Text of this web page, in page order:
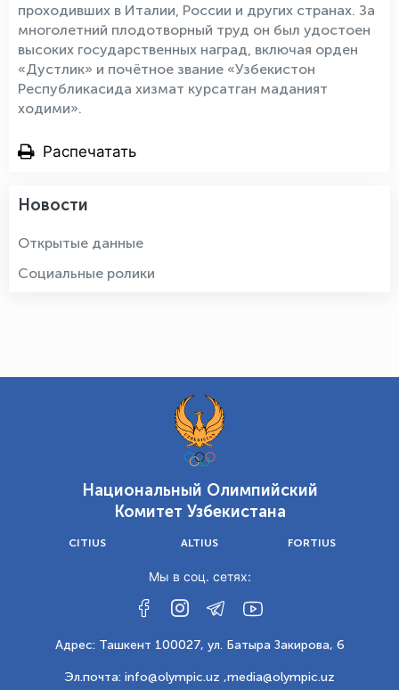
проходивших в Италии, России и других странах. За
многолетний плодотворный труд он был удостоен
высоких государственных наград, включая орден
«Дустлик» и почётное звание «Узбекистон
Республикасида хизмат курсатган маданият
ходими».
Распечатать
Новости
Открытые данные
Социальные ролики
Национальный Олимпийский
Комитет Узбекистана
CITIUS ALTIUS FORTIUS
Мы в соц. сетях:
Адрес: Ташкент 100027, ул. Батыра Закирова, 6
Эл.почта: info@olympic.uz ,media@olympic.uz